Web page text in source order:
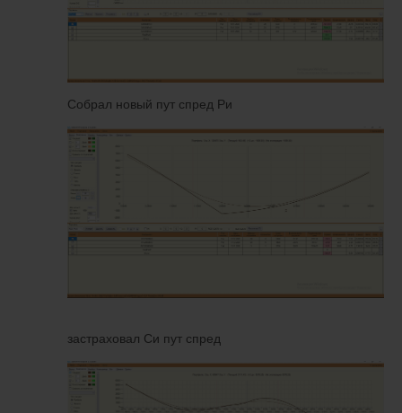
Собрал новый пут спред Ри
застраховал Си пут спред